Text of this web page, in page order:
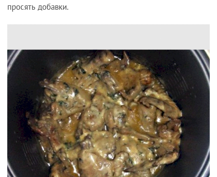
просять добавки.